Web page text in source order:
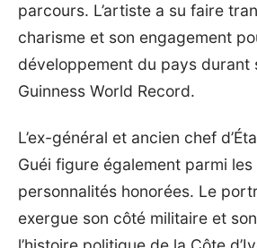
parcours. L’artiste a su faire
charisme et son engagement
développement du pays durant
Guinness World Record.
L’ex-général et ancien chef
Guéi figure également parmi
personnalités honorées. Le
exergue son côté militaire et